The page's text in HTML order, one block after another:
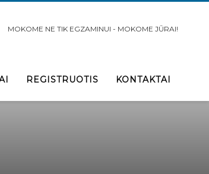
MOKOME NE TIK EGZAMINUI - MOKOME JŪRAI!
REGISTRUOTIS KONTAKTAI